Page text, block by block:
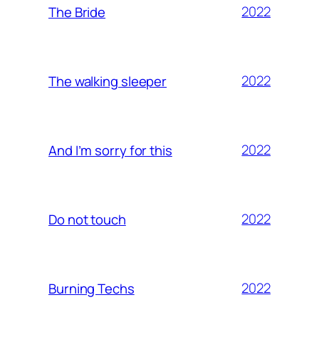
The Bride 2022
The walking sleeper 2022
And I’m sorry for this 2022
Do not touch 2022
Burning Techs 2022